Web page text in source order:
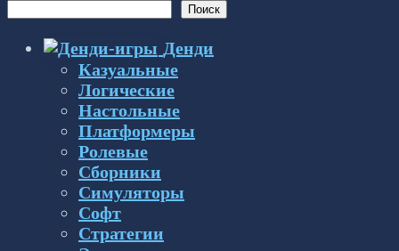
Поиск
Денди
Казуальные
Логические
Настольные
Платформеры
Ролевые
Сборники
Симуляторы
Софт
Стратегии